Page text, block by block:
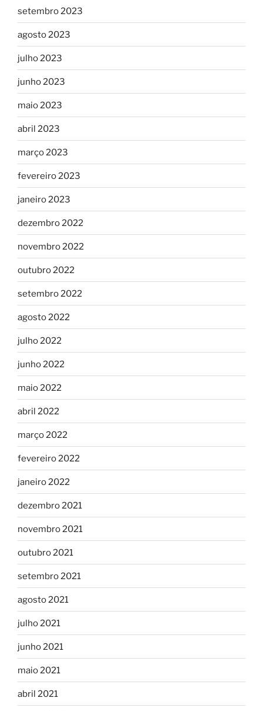
setembro 2023
agosto 2023
julho 2023
junho 2023
maio 2023
abril 2023
março 2023
fevereiro 2023
janeiro 2023
dezembro 2022
novembro 2022
outubro 2022
setembro 2022
agosto 2022
julho 2022
junho 2022
maio 2022
abril 2022
março 2022
fevereiro 2022
janeiro 2022
dezembro 2021
novembro 2021
outubro 2021
setembro 2021
agosto 2021
julho 2021
junho 2021
maio 2021
abril 2021